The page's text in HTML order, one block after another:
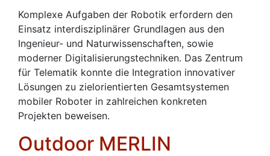
Komplexe Aufgaben der Robotik erfordern den
Einsatz interdisziplinärer Grundlagen aus den
Ingenieur- und Naturwissenschaften, sowie
moderner Digitalisierungstechniken. Das Zentrum
für Telematik konnte die Integration innovativer
Lösungen zu zielorientierten Gesamtsystemen
mobiler Roboter in zahlreichen konkreten
Projekten beweisen.
Outdoor MERLIN